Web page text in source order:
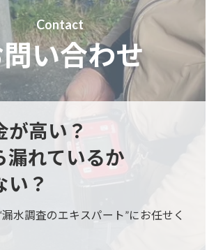
Contact
い合わせ
が高い？
漏れているか
い？
水調査のエキスパート”にお任せく